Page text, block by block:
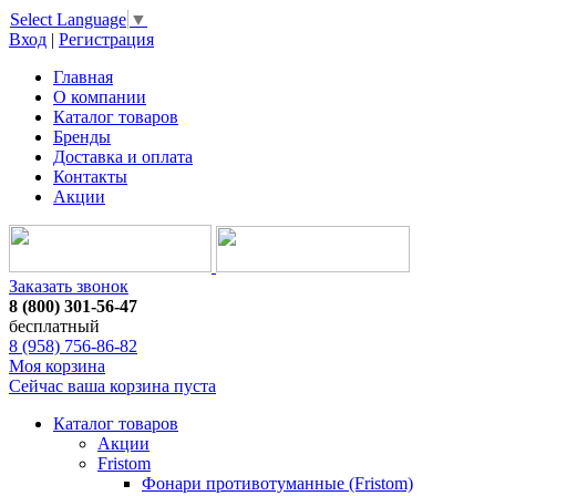
Select Language ▼
Вход | Регистрация
Главная
О компании
Каталог товаров
Бренды
Доставка и оплата
Контакты
Акции
Заказать звонок
8 (800) 301-56-47
бесплатный
8 (958) 756-86-82
Моя корзина
Сейчас ваша корзина пуста
Каталог товаров
Акции
Fristom
Фонари противотуманные (Fristom)